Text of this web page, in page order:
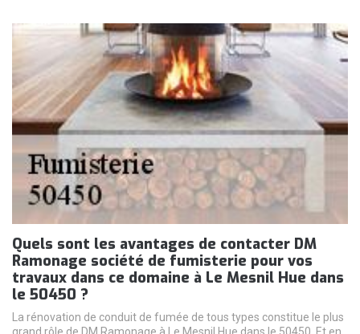
Quels sont les avantages de contacter DM
Ramonage société de fumisterie pour vos
travaux dans ce domaine à Le Mesnil Hue dans
le 50450 ?
La rénovation de conduit de fumée de tous types constitue le plus